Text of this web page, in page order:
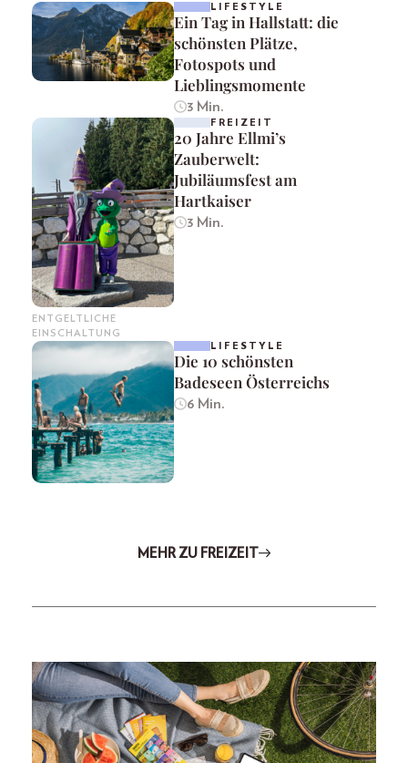
LIFESTYLE
Ein Tag in Hallstatt: die
schönsten Plätze,
Fotospots und
Lieblingsmomente
3 Min.
ENTGELTLICHE
EINSCHALTUNG
FREIZEIT
20 Jahre Ellmi’s
Zauberwelt:
Jubiläumsfest am
Hartkaiser
3 Min.
LIFESTYLE
Die 10 schönsten
Badeseen Österreichs
6 Min.
MEHR ZU FREIZEIT